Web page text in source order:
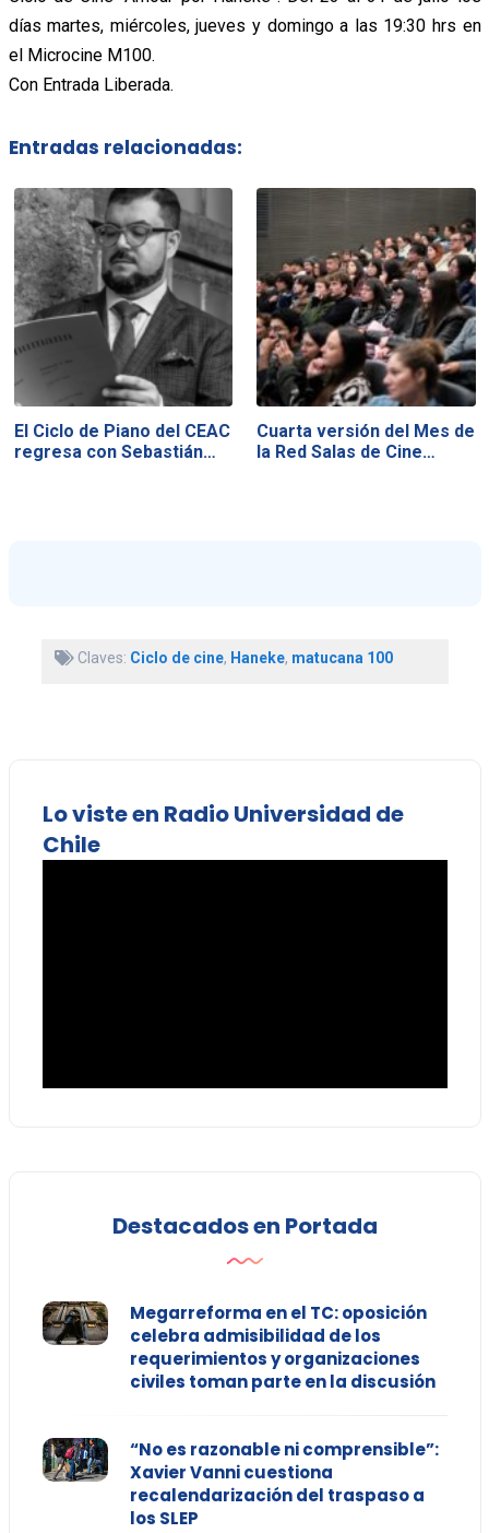
días martes, miércoles, jueves y domingo a las 19:30 hrs en
el Microcine M100.
Con Entrada Liberada.
Entradas relacionadas:
El Ciclo de Piano del CEAC
regresa con Sebastián…
Cuarta versión del Mes de
la Red Salas de Cine…
Claves: Ciclo de cine, Haneke, matucana 100
Lo viste en Radio Universidad de
Chile
Destacados en Portada
Megarreforma en el TC: oposición
celebra admisibilidad de los
requerimientos y organizaciones
civiles toman parte en la discusión
“No es razonable ni comprensible”:
Xavier Vanni cuestiona
recalendarización del traspaso a
los SLEP